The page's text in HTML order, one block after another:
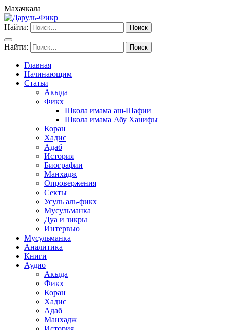
Махачкала
Найти:
Найти:
Главная
Начинающим
Статьи
Акыда
Фикх
Школа имама аш-Шафии
Школа имама Абу Ханифы
Коран
Хадис
Адаб
История
Биографии
Манхадж
Опровержения
Секты
Усуль аль-фикх
Мусульманка
Дуа и зикры
Интервью
Мусульманка
Аналитика
Книги
Аудио
Акыда
Фикх
Коран
Хадис
Адаб
Манхадж